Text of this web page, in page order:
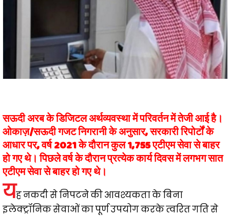
सऊदी अरब के डिजिटल अर्थव्यवस्था में परिवर्तन में तेजी आई है।
ओकाज़/सऊदी गजट निगरानी के अनुसार, सरकारी रिपोर्टों के
आधार पर, वर्ष 2021 के दौरान कुल 1,755 एटीएम सेवा से बाहर
हो गए थे। पिछले वर्ष के दौरान प्रत्येक कार्य दिवस में लगभग सात
एटीएम सेवा से बाहर हो गए थे।
यह नकदी से निपटने की आवश्यकता के बिना
इलेक्ट्रॉनिक सेवाओं का पूर्ण उपयोग करके त्वरित गति से